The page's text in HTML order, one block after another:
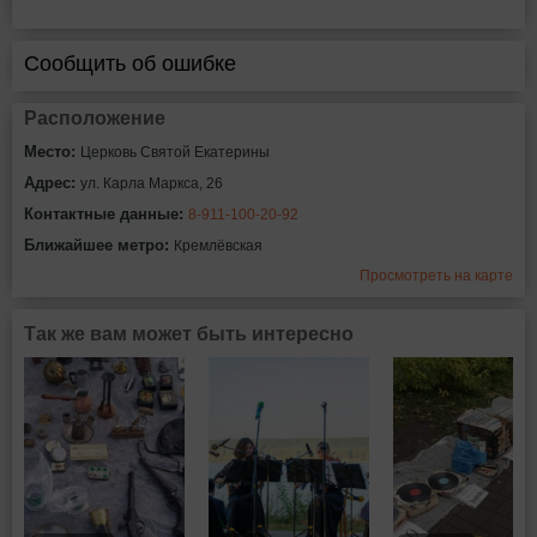
Сообщить об ошибке
Расположение
Место: Церковь Святой Екатерины
Адрес: ул. Карла Маркса, 26
Контактные данные: 8-911-100-20-92
Ближайшее метро: Кремлёвская
Просмотреть на карте
Так же вам может быть интересно